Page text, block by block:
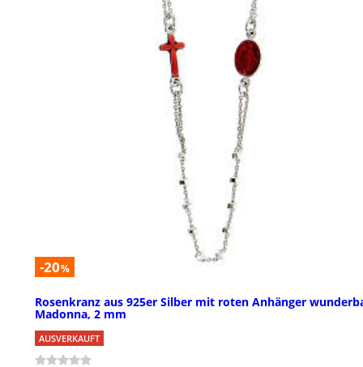
-20%
Rosenkranz aus 925er Silber mit roten Anhänger
Madonna, 2 mm
AUSVERKAUFT